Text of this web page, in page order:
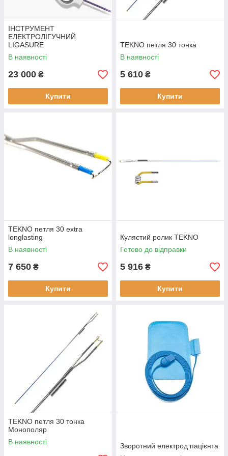
Трансуретральна резекція пухлин не обходиться без
застосування кулястих роликів. З їх допомогою
підвищується ефективність лікування передміхурової
залози або сечового міхура.
Ознайомитись з каталогом
Всі представлені в асортименті вироби
створюються з якісних міцних матеріалів.
Электрохирургические инструменты
инновационные технологии и
современное оборудование.
Минимизированы потери крови даже при
сложном хирургическом вмешательстве.
компанией
Электрохирургические инструменты под заказ
поставляются оптом и в розницу в любом
необходимом количестве по доступной цене.
2.
Чтобы создать заявку, вы потратите минимум
времени, ведь консультанты помогу в выборе
сложности, которые могут возникнуть.
оперативность, с которой производится
ІНСТРУМЕНТ
ЕЛЕКТРОЛІГУЧНИЙ
LIGASURE
В наявності
23 000 ₴
Купити
TEKNO петля 30 тонка
В наявності
5 610 ₴
Купити
TEKNO петля 30 extra
longlasting
В наявності
7 650 ₴
Купити
Кулястий ролик TEKNO
Готово до відправки
5 916 ₴
Купити
TEKNO петля 30 тонка
Монополяр
В наявності
Зворотний електрод пацієнта